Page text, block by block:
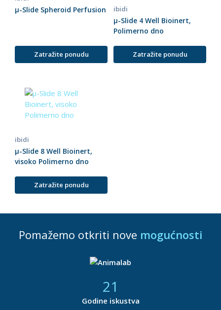
µ-Slide Spheroid Perfusion
Zatražite ponudu
ibidi
µ-Slide 4 Well Bioinert,
Polimerno dno
Zatražite ponudu
ibidi
µ-Slide 8 Well Bioinert,
visoko Polimerno dno
Zatražite ponudu
Pomažemo otkriti nove mogućnosti
21
Godine iskustva